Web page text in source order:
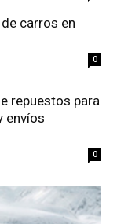
carros en
0
repuestos para
envíos
0